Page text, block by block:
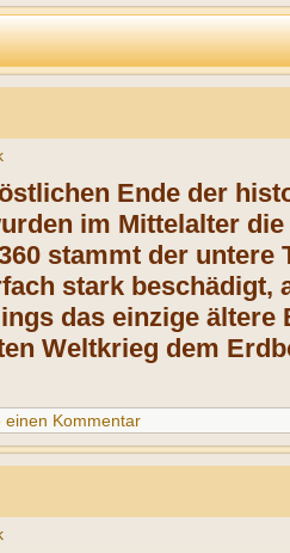
Ende der
im Mittelalter
stammt der untere
stark beschädigt,
das einzige
Weltkrieg dem
einen Kommentar